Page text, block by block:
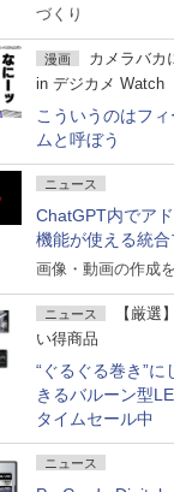
づくり
漫画
カメラバカ
in デジカメ Watch
こういうのはフ
ムと呼ぼう
ニュース
ChatGPT内でア
機能が使える統
画像・動画の作成
ニュース
【厳選
い得商品
“ぐるぐる巻き”に
きるバルーン型
タイムセール中
ニュース